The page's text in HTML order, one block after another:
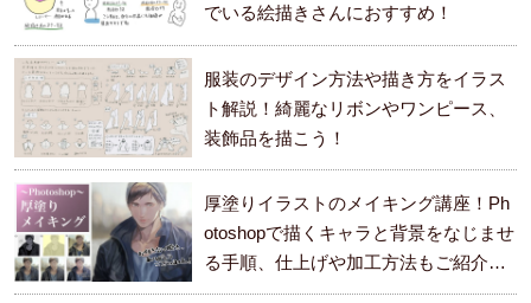
でいる絵描きさんにおすすめ！
服装のデザイン方法や描き方をイラス
ト解説！綺麗なリボンやワンピース、
装飾品を描こう！
厚塗りイラストのメイキング講座！Ph
otoshopで描くキャラと背景をなじませ
る手順、仕上げや加工方法もご紹介し
ます。